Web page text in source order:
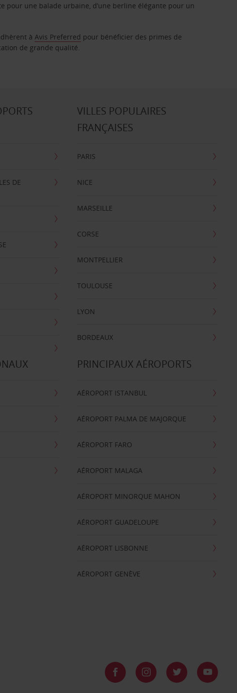
pour une balade urbaine, d’une berline élégante pour un
àAvis Preferred pour bénéficier des primes de
de grande qualité.
DE
VILLES POPULAIRES
FRANÇAISES
PARIS
NICE
MARSEILLE
CORSE
MONTPELLIER
TOULOUSE
LYON
BORDEAUX
PRINCIPAUX AÉROPORTS
AÉROPORT ISTANBUL
AÉROPORT PALMA DE MAJORQUE
AÉROPORT FARO
AÉROPORT MALAGA
AÉROPORT MINORQUE MAHON
AÉROPORT GUADELOUPE
AÉROPORT LISBONNE
AÉROPORT GENÈVE